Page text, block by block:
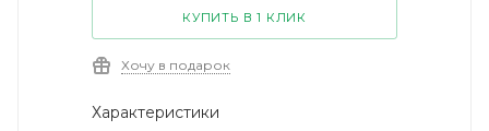
КУПИТЬ В 1 КЛИК
Хочу в подарок
Характеристики